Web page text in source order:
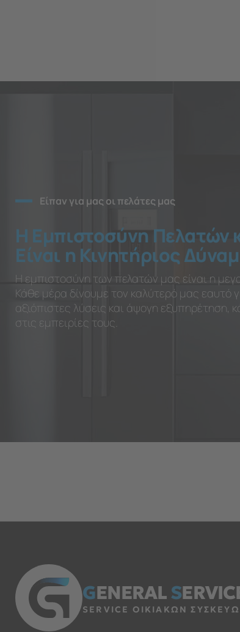
Είπαν για μας οι πελάτες μας
Η Εμπιστοσύνη Πελατών
Είναι η Κινητήριος
Η εμπιστοσύνη των πελατών μας είναι η
Κάθε μέρα δίνουμε τον καλύτερό μας εαυτό
αξιόπιστες λύσεις και άψογη εξυπηρέτηση,
στις εμπειρίες τους.
GENERALS
SERVICE ΟΙΚΙΑΚΩΝ